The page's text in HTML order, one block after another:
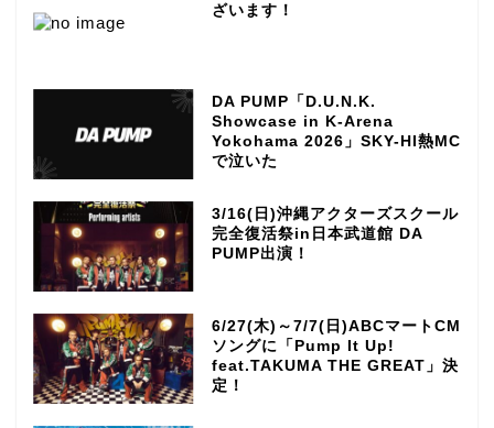
ざいます！
DA PUMP「D.U.N.K.
Showcase in K-Arena
Yokohama 2026」SKY-HI熱MC
で泣いた
3/16(日)沖縄アクターズスクール
完全復活祭in日本武道館 DA
PUMP出演！
6/27(木)～7/7(日)ABCマートCM
ソングに「Pump It Up!
feat.TAKUMA THE GREAT」決
定！